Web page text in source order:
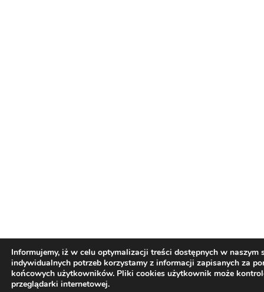
Informujemy, iż w celu optymalizacji treści dostępnych w
indywidualnych potrzeb korzystamy z informacji zapisanych za
końcowych użytkowników. Pliki cookies użytkownik może
przeglądarki internetowej.